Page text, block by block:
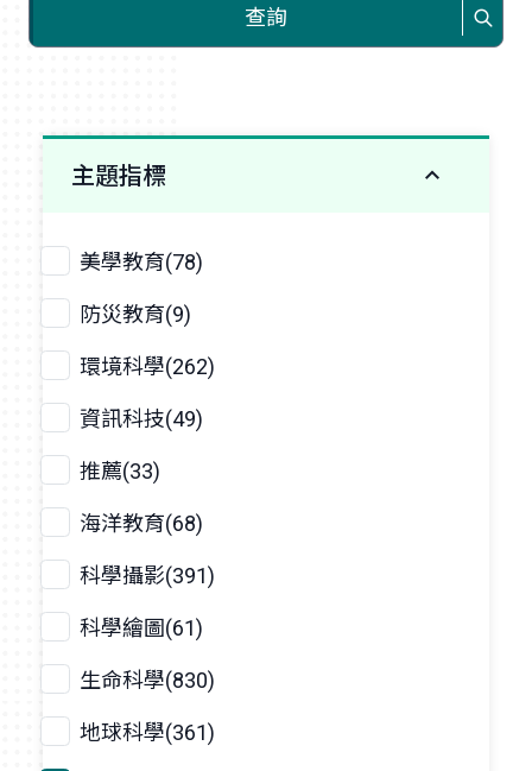
查詢
主題指標
美學教育(78)
防災教育(9)
環境科學(262)
資訊科技(49)
推薦(33)
海洋教育(68)
科學攝影(391)
科學繪圖(61)
生命科學(830)
地球科學(361)